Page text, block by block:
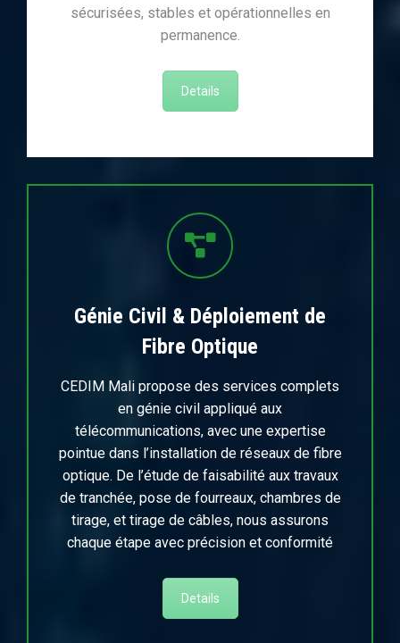
sécurisées, stables et opérationnelles en
permanence.
Details
Génie Civil & Déploiement de
Fibre Optique
CEDIM Mali propose des services complets
en génie civil appliqué aux
télécommunications, avec une expertise
pointue dans l’installation de réseaux de fibre
optique. De l’étude de faisabilité aux travaux
de tranchée, pose de fourreaux, chambres de
tirage, et tirage de câbles, nous assurons
chaque étape avec précision et conformité
Details